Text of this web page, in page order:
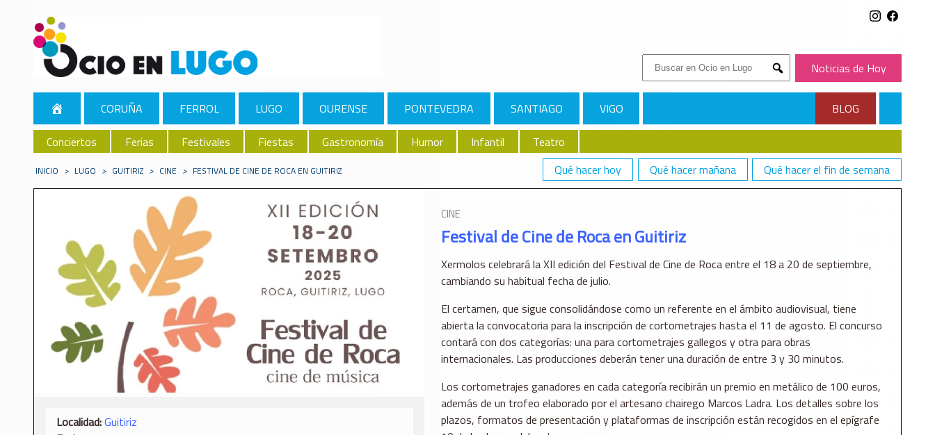
Buscar:
Submit
Noticias de Hoy
CORUÑA FERROL LUGO OURENSE PONTEVEDRA SANTIAGO VIGO
BLOG
Conciertos
Ferias Festivales Fiestas Gastronomía Humor Infantil
Teatro
Qué hacer hoy
Qué hacer mañana Qué hacer el fin de semana
INICIO > LUGO > GUITIRIZ > CINE > FESTIVAL DE CINE DE ROCA EN GUITIRIZ
Localidad:Guitiriz
CINE
Festival de Cine de Roca en Guitiriz
Xermolos celebrará la XII edición del Festival de Cine de Roca entre el 18 a 20 de septiembre,
cambiando su habitual fecha de julio.
El certamen, que sigue consolidándose como un referente en el ámbito audiovisual, tiene
abierta la convocatoria para la inscripción de cortometrajes hasta el 11 de agosto. El concurso
contará con dos categorías: una para cortometrajes gallegos y otra para obras
internacionales. Las producciones deberán tener una duración de entre 3 y 30 minutos.
Los cortometrajes ganadores en cada categoría recibirán un premio en metálico de 100 euros,
además de un trofeo elaborado por el artesano chairego Marcos Ladra. Los detalles sobre los
plazos, formatos de presentación y plataformas de inscripción están recogidos en el epígrafe